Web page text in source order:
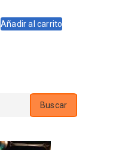
era:
es:
Añadir al carrito
Buscar
Buscar